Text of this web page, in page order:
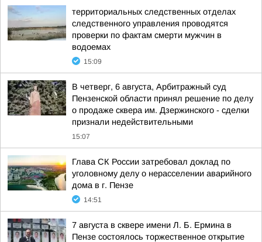
территориальных следственных отделах
следственного управления проводятся
проверки по фактам смерти мужчин в
водоемах
15:09
В четверг, 6 августа, Арбитражный суд
Пензенской области принял решение по делу
о продаже сквера им. Дзержинского - сделки
признали недействительными
15:07
Глава СК России затребовал доклад по
уголовному делу о нерасселении аварийного
дома в г. Пензе
14:51
7 августа в сквере имени Л. Б. Ермина в
Пензе состоялось торжественное открытие